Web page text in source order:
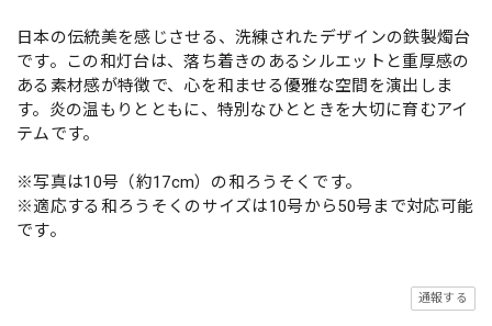
日本の伝統美を感じさせる、洗練されたデザインの鉄製燭台
です。この和灯台は、落ち着きのあるシルエットと重厚感の
ある素材感が特徴で、心を和ませる優雅な空間を演出しま
す。炎の温もりとともに、特別なひとときを大切に育むアイ
テムです。
※写真は10号（約17cm）の和ろうそくです。
※適応する和ろうそくのサイズは10号から50号まで対応可能
です。
通報する